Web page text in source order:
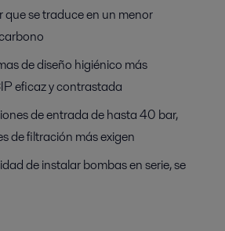
se traduce en un menor
de diseño higiénico más
eficaz y contrastada
de entrada de hasta 40 bar,
de filtración más exigen
de instalar bombas en serie, se